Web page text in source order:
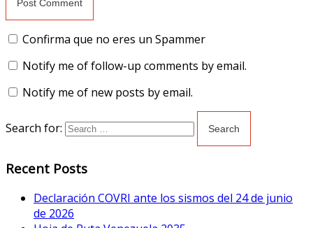
Confirma que no eres un Spammer
Notify me of follow-up comments by email.
Notify me of new posts by email.
Search for:
Recent Posts
Declaración COVRI ante los sismos del 24 de junio
de 2026